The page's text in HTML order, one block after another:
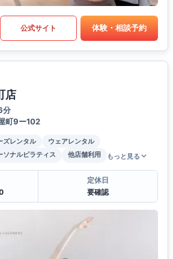
公式サイト 体験・相談予約
店
分
町9ー102
ズレンタル
ウェアレンタル
ソナルピラティス 他店舗利用 もっと見る
定休日
要確認